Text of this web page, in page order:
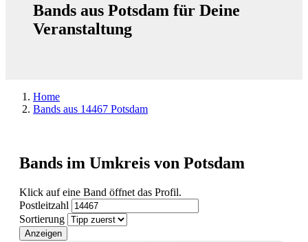
Bands aus Potsdam für Deine
Veranstaltung
Home
Bands aus 14467 Potsdam
Bands im Umkreis von Potsdam
Klick auf eine Band öffnet das Profil.
Postleitzahl
Sortierung
Anzeigen